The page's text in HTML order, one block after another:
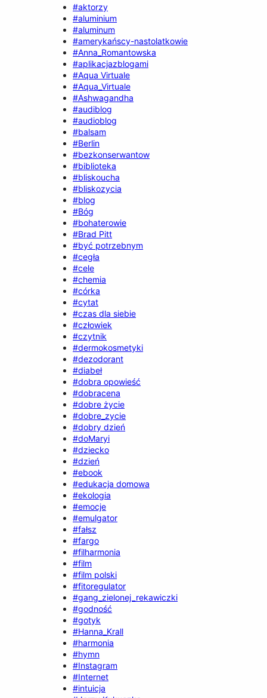
#aktorzy
#aluminium
#aluminum
#amerykańscy-nastolatkowie
#Anna_Romantowska
#aplikacjazblogami
#Aqua Virtuale
#Aqua_Virtuale
#Ashwagandha
#audiblog
#audioblog
#balsam
#Berlin
#bezkonserwantow
#biblioteka
#bliskoucha
#bliskozycia
#blog
#Bóg
#bohaterowie
#Brad Pitt
#być potrzebnym
#cegła
#cele
#chemia
#córka
#cytat
#czas dla siebie
#człowiek
#czytnik
#dermokosmetyki
#dezodorant
#diabeł
#dobra opowieść
#dobracena
#dobre życie
#dobre_zycie
#dobry dzień
#doMaryi
#dziecko
#dzień
#ebook
#edukacja domowa
#ekologia
#emocje
#emulgator
#fałsz
#fargo
#filharmonia
#film
#film polski
#fitoregulator
#gang_zielonej_rekawiczki
#godność
#gotyk
#Hanna_Krall
#harmonia
#hymn
#Instagram
#Internet
#intuicja